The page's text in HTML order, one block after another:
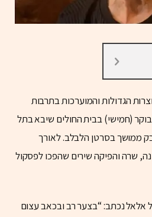
הגדולות והמוערכות בתרבות
(חמישי) בבית החולים שיבא בתל
לאחר מאבק ממושך בסרטן הלבלב. לאורך
שרה והפיקה שירים שהפכו לפסקול
אלאל נכתב: “בצער רב ובכאב עצום